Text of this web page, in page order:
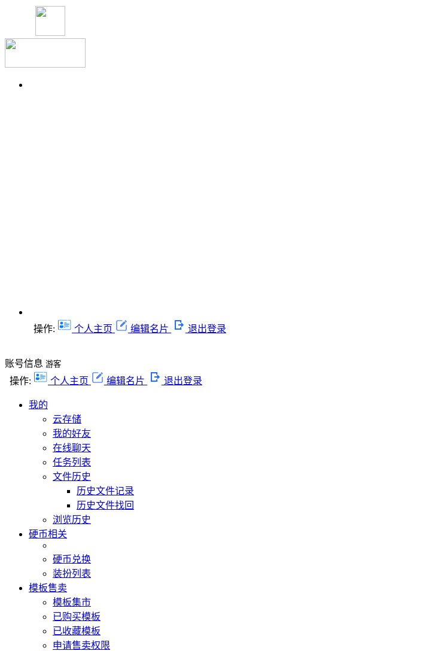
操作: 个人主页 编辑名片 退出登录
账号信息 游客
操作: 个人主页 编辑名片 退出登录
我的
云存储
我的好友
在线聊天
任务列表
文件历史
历史文件记录
历史文件找回
浏览历史
硬币相关
硬币兑换
装扮列表
模板售卖
模板集市
已购买模板
已收藏模板
申请售卖权限